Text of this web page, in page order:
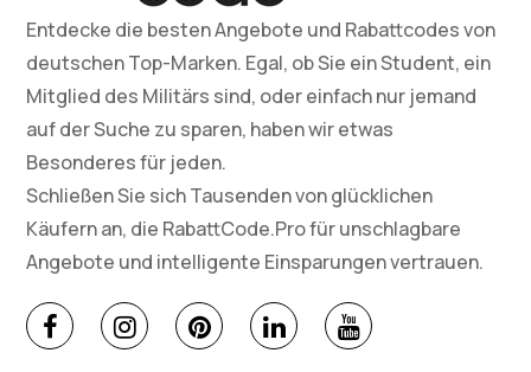
Entdecke die besten Angebote und Rabattcodes von
deutschen Top-Marken. Egal, ob Sie ein Student, ein
Mitglied des Militärs sind, oder einfach nur jemand
auf der Suche zu sparen, haben wir etwas
Besonderes für jeden.
Schließen Sie sich Tausenden von glücklichen
Käufern an, die RabattCode.Pro für unschlagbare
Angebote und intelligente Einsparungen vertrauen.